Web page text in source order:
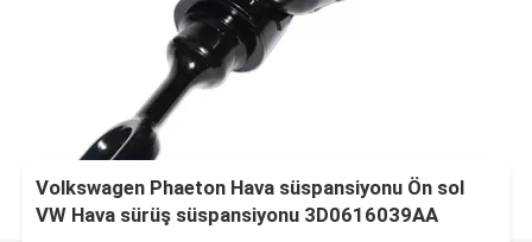
Volkswagen Phaeton Hava süspansiyonu Ön sol
VW Hava sürüş süspansiyonu 3D0616039AA